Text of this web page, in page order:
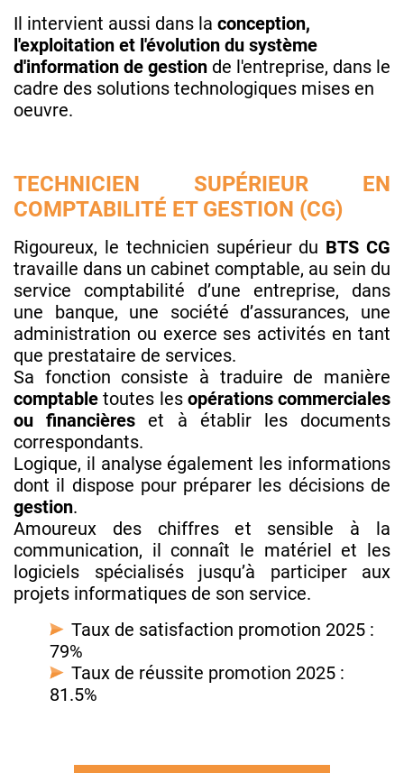
Il intervient aussi dans la conception,
l'exploitation et l'évolution du système
d'information de gestion de l'entreprise, dans le
cadre des solutions technologiques mises en
oeuvre.
TECHNICIEN SUPÉRIEUR EN
COMPTABILITÉ ET GESTION (CG)
Rigoureux, le technicien supérieur du BTS CG
travaille dans un cabinet comptable, au sein du
service comptabilité d’une entreprise, dans
une banque, une société d’assurances, une
administration ou exerce ses activités en tant
que prestataire de services.
Sa fonction consiste à traduire de manière
comptable toutes les opérations commerciales
ou financières et à établir les documents
correspondants.
Logique, il analyse également les informations
dont il dispose pour préparer les décisions de
gestion.
Amoureux des chiffres et sensible à la
communication, il connaît le matériel et les
logiciels spécialisés jusqu’à participer aux
projets informatiques de son service.
Taux de satisfaction promotion 2025 :
79%
Taux de réussite promotion 2025 :
81.5%